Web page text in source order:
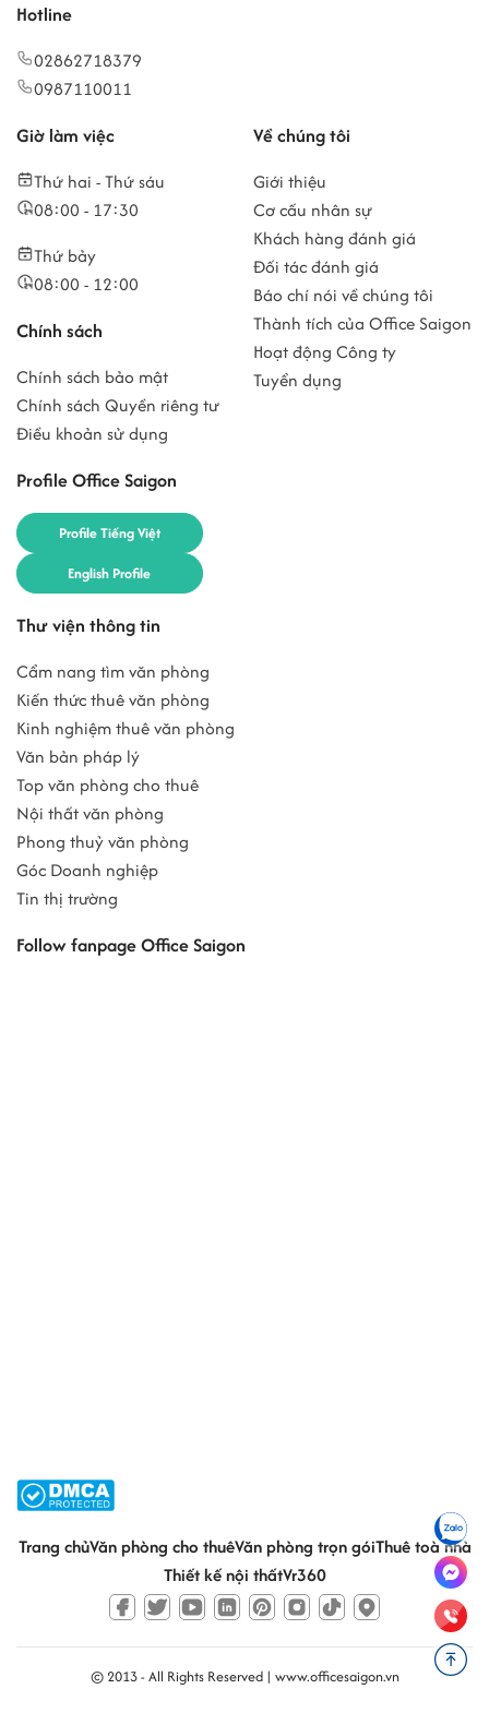
Hotline
02862718379
0987110011
Giờ làm việc
Thứ hai - Thứ sáu
08:00 - 17:30
Thứ bảy
08:00 - 12:00
Chính sách
Chính sách bảo mật
Chính sách Quyền riêng tư
Điều khoản sử dụng
Profile Office Saigon
Profile Tiếng Việt
English Profile
Về chúng tôi
Giới thiệu
Cơ cấu nhân sự
Khách hàng đánh giá
Đối tác đánh giá
Báo chí nói về chúng tôi
Thành tích của Office Saigon
Hoạt động Công ty
Tuyển dụng
Thư viện thông tin
Cẩm nang tìm văn phòng
Kiến thức thuê văn phòng
Kinh nghiệm thuê văn phòng
Văn bản pháp lý
Top văn phòng cho thuê
Nội thất văn phòng
Phong thuỷ văn phòng
Góc Doanh nghiệp
Tin thị trường
Follow fanpage Office Saigon
Trang chủVăn phòng cho thuêVăn phòng trọn góiThuê toà nhà
Thiết kế nội thấtVr360
© 2013 - All Rights Reserved | www.officesaigon.vn